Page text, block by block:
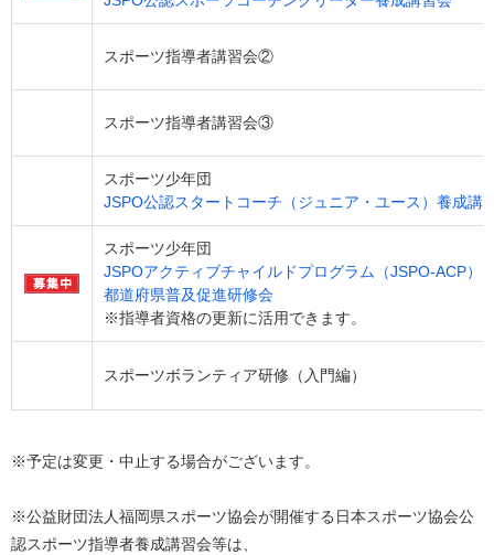
スポーツ指導者講習会②
スポーツ指導者講習会③
スポーツ少年団
JSPO公認スタートコーチ（ジュニア・ユース）養成講
スポーツ少年団
JSPOアクティブチャイルドプログラム（JSPO-ACP）
都道府県普及促進研修会
※指導者資格の更新に活用できます。
スポーツボランティア研修（入門編）
※予定は変更・中止する場合がございます。
※公益財団法人福岡県スポーツ協会が開催する日本スポーツ協会公
認スポーツ指導者養成講習会等は、